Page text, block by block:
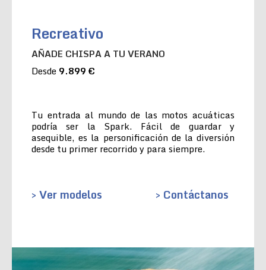
Recreativo
AÑADE CHISPA A TU VERANO
Desde 9.899 €
Tu entrada al mundo de las motos acuáticas
podría ser la Spark. Fácil de guardar y
asequible, es la personificación de la diversión
desde tu primer recorrido y para siempre.
> Ver modelos > Contáctanos